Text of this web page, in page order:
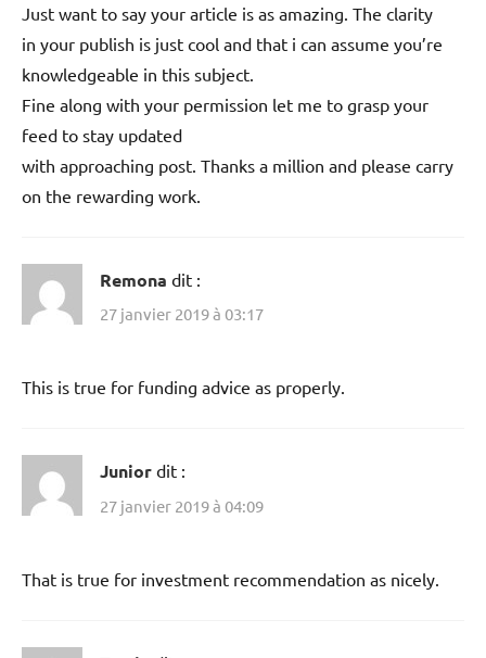
Just want to say your article is as amazing. The clarity
in your publish is just cool and that i can assume you’re
knowledgeable in this subject.
Fine along with your permission let me to grasp your
feed to stay updated
with approaching post. Thanks a million and please carry
on the rewarding work.
Remona dit :
27 janvier 2019 à 03:17
This is true for funding advice as properly.
Junior dit :
27 janvier 2019 à 04:09
That is true for investment recommendation as nicely.